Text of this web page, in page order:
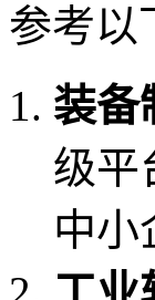
参考以
装备
级平
中小